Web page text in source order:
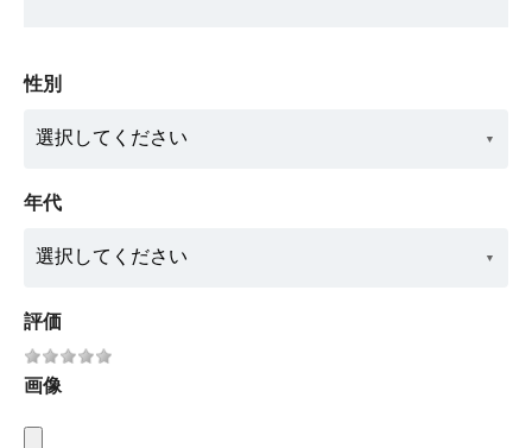
性別
年代
評価
画像